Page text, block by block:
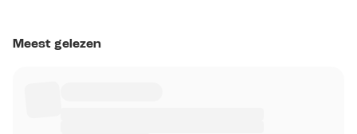
Meest gelezen